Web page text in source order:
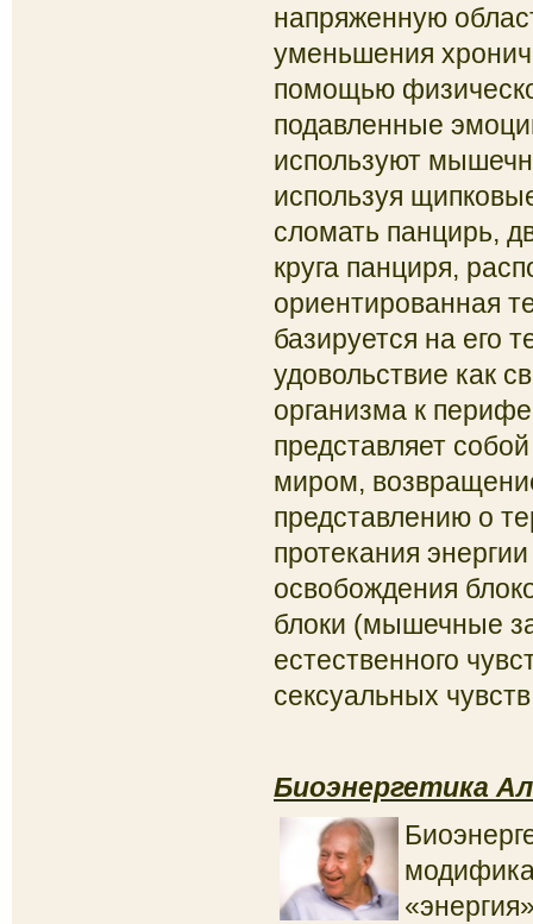
напряженную
уменьшения
помощью
подавленные
используют
используя
сломать панцирь,
круга панциря,
ориентированная
базируется на его
удовольствие как
организма к
представляет
миром,
представлению о
протекания
освобождения
блоки (мышечные
естественного
сексуальных
Биоэнергетика